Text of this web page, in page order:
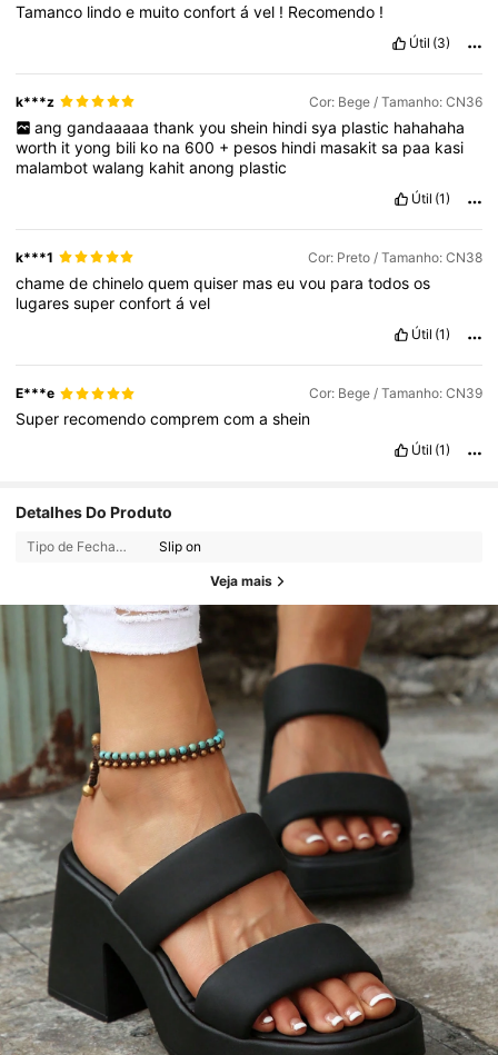
Tamanco lindoe muitoconfortável ! Recomendo !
Útil (3)
k***z Cor: Bege / Tamanho: CN36
ang gandaaaaa thank you shein hindi sya plastic hahahaha
worth ityong bili ko na 600 + pesos hindi masakitsa paa kasi
malambotwalang kahitanong plastic
Útil (1)
k***1 Cor: Preto / Tamanho: CN38
chamedechineloquemquiser maseuvou paratodosos
lugaressuperconfortável
Útil (1)
E***e Cor: Bege / Tamanho: CN39
Super recomendocompremcomashein
Útil (1)
Detalhes Do Produto
Tipo de Fechamento: Slip on
Veja mais
4,90 2.1K Seguidores